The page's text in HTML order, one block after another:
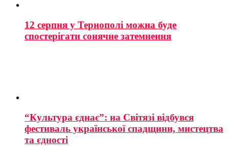
12 серпня у Тернополі можна буде
спостерігати сонячне затемнення
“Культура єднає”: на Світязі відбувся
фестиваль української спадщини, мистецтва
та єдності